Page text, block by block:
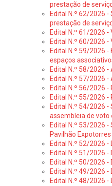
prestação de
Edital N.º 62/2026
prestação de
Edital N.º 61/2026
Edital N.º 60/2026
Edital N.º 59/2026
espaços
Edital N.º 58/2026
Edital N.º 57/2026
Edital N.º 56/2026
Edital N.º 55/2026
Edital N.º 54/2026
assembleia de voto
Edital N.º 53/2026
Pavilhão
Edital N.º 52/2026
Edital N.º 51/2026
Edital N.º 50/2026
Edital N.º 49/2026
Edital N.º 48/2026